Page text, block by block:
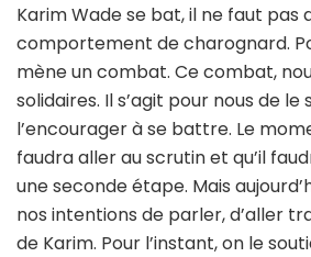
Karim Wade se bat, il ne faut pas
comportement de charognard.
mène un combat. Ce combat,
solidaires. Il s’agit pour nous de
l’encourager à se battre. Le
faudra aller au scrutin et qu’il
une seconde étape. Mais
nos intentions de parler, d’aller
de Karim. Pour l’instant, on le